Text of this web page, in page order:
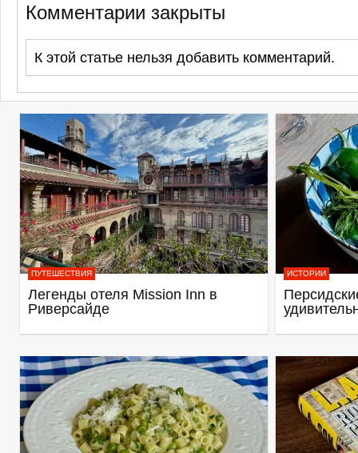
Комментарии закрыты
К этой статье нельзя добавить комментарий.
ПУТЕШЕСТВИЯ
Легенды отеля Mission Inn в
Риверсайде
ИСТОРИИ